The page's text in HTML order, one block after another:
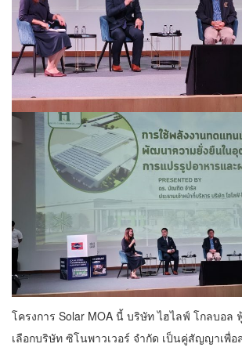
โครงการ Solar MOA นี้ บริษัท ไฮไลฟ์ โกลบอล
เลือกบริษัท ซิโนพาวเวอร์ จำกัด เป็นคู่สัญญาเพื่